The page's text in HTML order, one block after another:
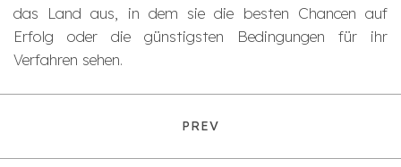
das Land aus, in dem sie die besten Chancen auf
Erfolg oder die günstigsten Bedingungen für ihr
Verfahren sehen.
PREV